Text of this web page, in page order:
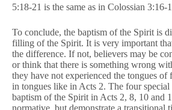
5:18-21 is the same as in Colossian 3:16-
To conclude, the baptism of the Spirit is
filling of the Spirit. It is very important
the difference. If not, believers may be
or think that there is something wrong
they have not experienced the tongues of
in tongues like in Acts 2. The four special
baptism of the Spirit in Acts 2, 8, 10 and
normative, but demonstrate a transitional